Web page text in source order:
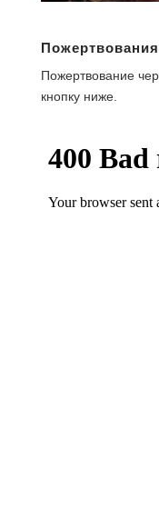
Пожертвование
кнопку ниже.